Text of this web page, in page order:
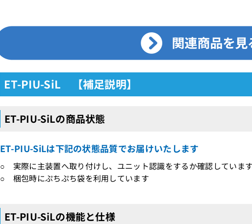
ET-PIU-SiL 【補足説明】
ET-PIU-SiLの商品状態
ET-PIU-SiLは下記の状態品質でお届けいたします
○ 実際に主装置へ取り付けし、ユニット認識をするか確認していま
○ 梱包時にぷちぷち袋を利用しています
ET-PIU-SiLの機能と仕様